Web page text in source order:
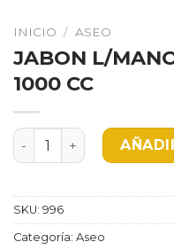
INICIO / ASEO
JABON L/
1000 CC
JABON L/MANOS
SKU: 996
Categoría: Aseo